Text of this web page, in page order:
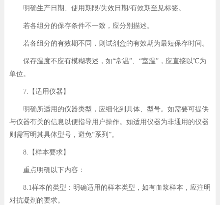
明确生产日期、使用期限/失效日期/有效期至见标签。
若各组分的保存条件不一致，应分别描述。
若各组分的有效期不同，则试剂盒的有效期为最短保存时间。
保存温度不应有模糊表述，如“常温”、“室温”，应直接以℃为
单位。
7.【适用仪器】
明确所适用的仪器类型，应细化到具体、型号。如需要可提供
与仪器有关的信息以便指导用户操作。如适用仪器为非通用的仪器
则需写明其具体型号，避免“系列”。
8.【样本要求】
重点明确以下内容：
8.1样本的类型：明确适用的样本类型，如有血浆样本，应注明
对抗凝剂的要求。